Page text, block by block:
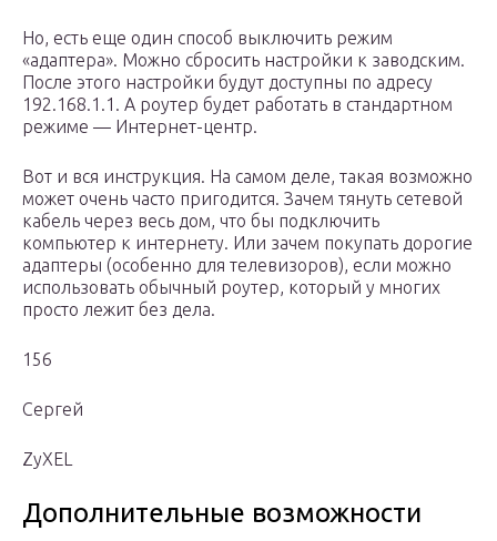
Но, есть еще один способ выключить режим
«адаптера». Можно сбросить настройки к заводским.
После этого настройки будут доступны по адресу
192.168.1.1. А роутер будет работать в стандартном
режиме — Интернет-центр.
Вот и вся инструкция. На самом деле, такая возможно
может очень часто пригодится. Зачем тянуть сетевой
кабель через весь дом, что бы подключить
компьютер к интернету. Или зачем покупать дорогие
адаптеры (особенно для телевизоров), если можно
использовать обычный роутер, который у многих
просто лежит без дела.
156
Сергей
ZyXEL
Дополнительные возможности